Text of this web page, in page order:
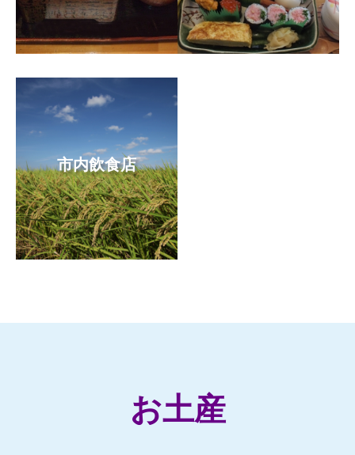
市内飲食店
お土産